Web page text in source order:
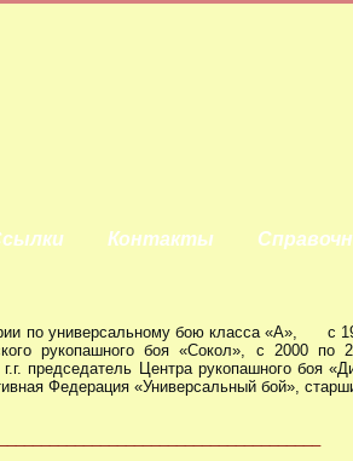
Контакты
по универсальному бою класса «А», с
рукопашного боя «Сокол», с 2000 по
Центра рукопашного боя
Федерация «Универсальный бой»,